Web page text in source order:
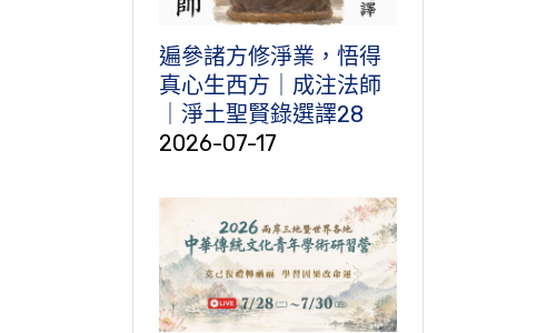
遍參諸方修淨業，悟得
真心生西方｜成注法師
｜淨土聖賢錄選譯28
2026-07-17